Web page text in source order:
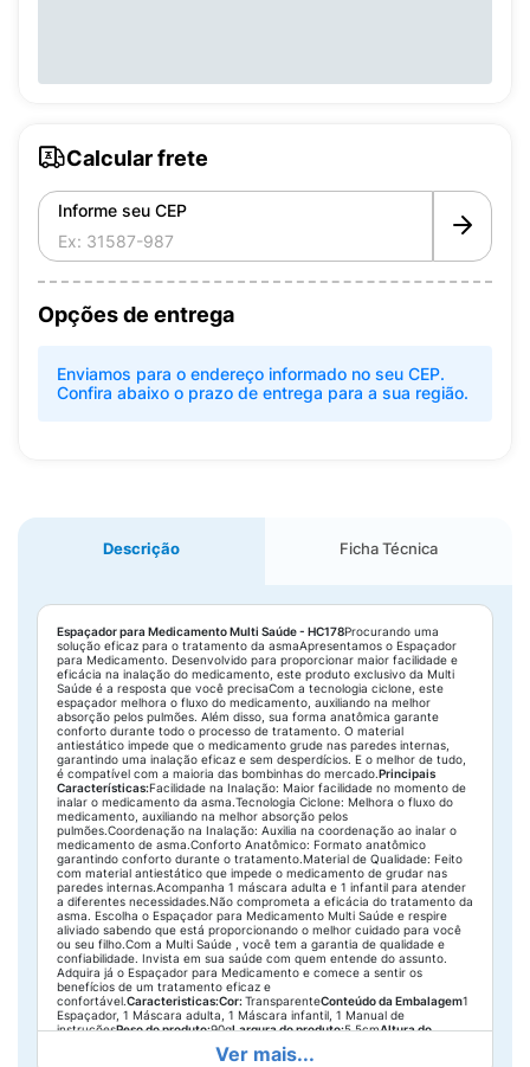
Calcular frete
Informe seu CEP
Opções de entrega
Enviamos para o endereço informado no seu CEP.
Confira abaixo o prazo de entrega para a sua região.
Descrição Ficha Técnica
Espaçador para Medicamento Multi Saúde - HC178Procurando uma
solução eficaz para o tratamento da asmaApresentamos o Espaçador
para Medicamento. Desenvolvido para proporcionar maior facilidade e
eficácia na inalação do medicamento, este produto exclusivo da Multi
Saúde é a resposta que você precisaCom a tecnologia ciclone, este
espaçador melhora o fluxo do medicamento, auxiliando na melhor
absorção pelos pulmões. Além disso, sua forma anatômica garante
conforto durante todo o processo de tratamento. O material
antiestático impede que o medicamento grude nas paredes internas,
garantindo uma inalação eficaz e sem desperdícios. E o melhor de tudo,
é compatível com a maioria das bombinhas do mercado.Principais
Características:Facilidade na Inalação: Maior facilidade no momento de
inalar o medicamento da asma.Tecnologia Ciclone: Melhora o fluxo do
medicamento, auxiliando na melhor absorção pelos
pulmões.Coordenação na Inalação: Auxilia na coordenação ao inalar o
medicamento de asma.Conforto Anatômico: Formato anatômico
garantindo conforto durante o tratamento.Material de Qualidade: Feito
com material antiestático que impede o medicamento de grudar nas
paredes internas.Acompanha 1 máscara adulta e 1 infantil para atender
a diferentes necessidades.Não comprometa a eficácia do tratamento da
asma. Escolha o Espaçador para Medicamento Multi Saúde e respire
aliviado sabendo que está proporcionando o melhor cuidado para você
ou seu filho.Com a Multi Saúde , você tem a garantia de qualidade e
confiabilidade. Invista em sua saúde com quem entende do assunto.
Adquira já o Espaçador para Medicamento e comece a sentir os
benefícios de um tratamento eficaz e
confortável.Caracteristicas:Cor:TransparenteConteúdo da Embalagem1
Espaçador, 1 Máscara adulta, 1 Máscara infantil, 1 Manual de
instruçõesPeso do produto:90gLargura do produto:5.5cmAltura do
Comprimento do produto:
Ver mais...